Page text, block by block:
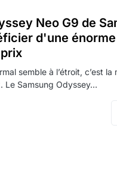
Neo G9 de
d'une énorme
semble à l’étroit, c’est la
Le Samsung Odyssey…